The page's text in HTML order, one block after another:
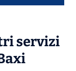
servizi